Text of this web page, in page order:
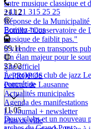
entre musique classique et
21.12
Réponse de la
Bonillo "Conservatoire de
musique de faiblit pas."
09.11
Un élan majeur pour le
23.02
Le projet de club de jazz
concrétise
11.05
Deux clubs et un nouveau
+41 21 315 25 25
Ecrivez-nous
S'y rendre en transports
Site officiel
À PROPOS
Portrait de Lausanne
Actualités municipales
Agenda des manifestations
Le Journal + newsletter
Plan de ville